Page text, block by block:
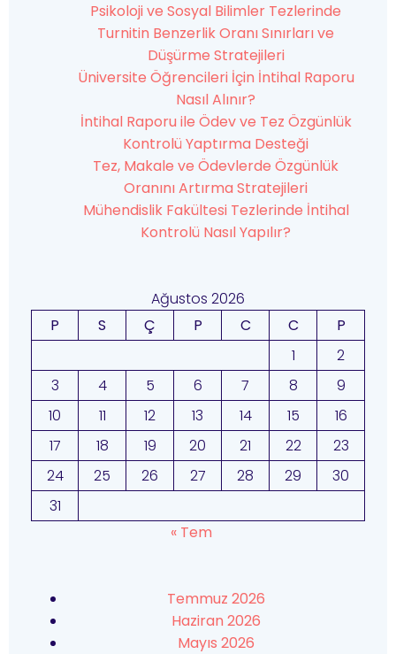
Psikoloji ve Sosyal Bilimler Tezlerinde
Turnitin Benzerlik Oranı Sınırları ve
Düşürme Stratejileri
Üniversite Öğrencileri İçin İntihal Raporu
Nasıl Alınır?
İntihal Raporu ile Ödev ve Tez Özgünlük
Kontrolü Yaptırma Desteği
Tez, Makale ve Ödevlerde Özgünlük
Oranını Artırma Stratejileri
Mühendislik Fakültesi Tezlerinde İntihal
Kontrolü Nasıl Yapılır?
Ağustos 2026
P
S Ç P C C
P
1
2
3
4 5 6 7 8
9
10
11 12 13 14 15
16
17
18 19 20 21 22
23
24
25 26 27 28 29
30
31
« Tem
Temmuz 2026
Haziran 2026
Mayıs 2026